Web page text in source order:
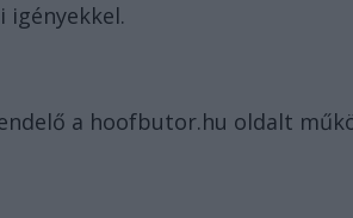
a hoofbutor.hu oldalt